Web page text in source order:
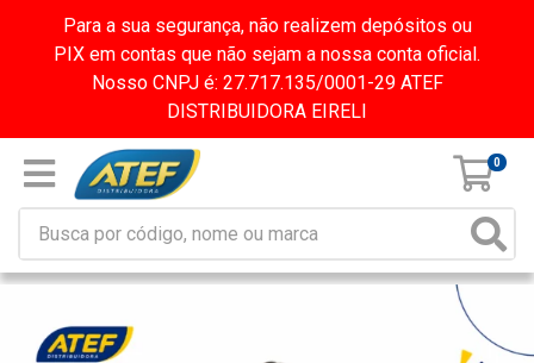
Para a sua segurança, não realizem depósitos ou
PIX em contas que não sejam a nossa conta oficial.
Nosso CNPJ é: 27.717.135/0001-29 ATEF
DISTRIBUIDORA EIRELI
0